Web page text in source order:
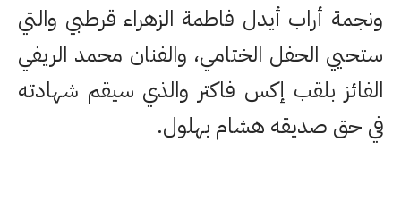
ونجمة أراب أيدل فاطمة الزهراء قرطبي والتي
ستحيي الحفل الختامي، والفنان محمد الريفي
الفائز بلقب إكس فاكتر والذي سيقم شهادته
في حق صديقه هشام بهلول.